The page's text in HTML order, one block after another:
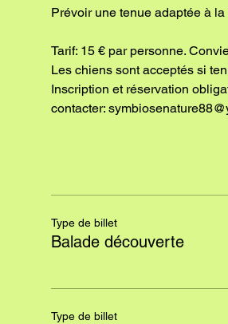
Prévoir une tenue adaptée à
Tarif: 15 € par personne.
Les chiens sont acceptés si
Inscription et réservation
contacter:
Type de billet
Balade découverte
Type de billet